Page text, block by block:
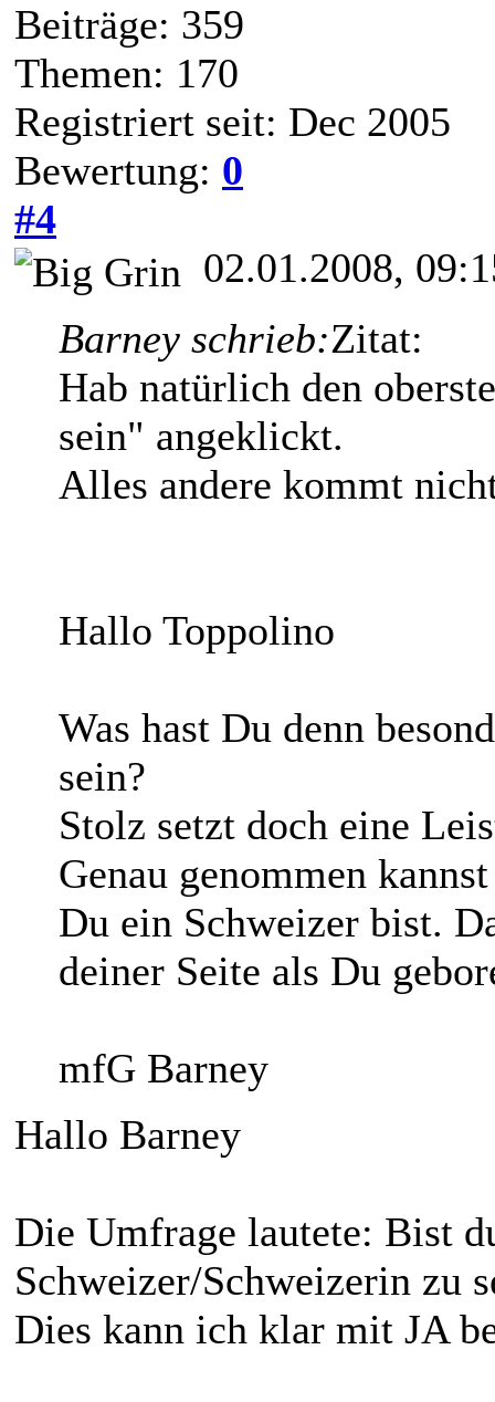
Beiträge: 359
Themen: 170
Registriert seit: Dec 2005
Bewertung: 0
#4
02.01.2008,
Barney schrieb:Zitat:
Hab natürlich den
sein" angeklickt.
Alles andere kommt
Hallo Toppolino
Was hast Du denn
sein?
Stolz setzt doch eine
Genau genommen
Du ein Schweizer bist.
deiner Seite als Du
mfG Barney
Hallo Barney
Die Umfrage lautete: Bist
Schweizer/Schweizerin zu
Dies kann ich klar mit JA